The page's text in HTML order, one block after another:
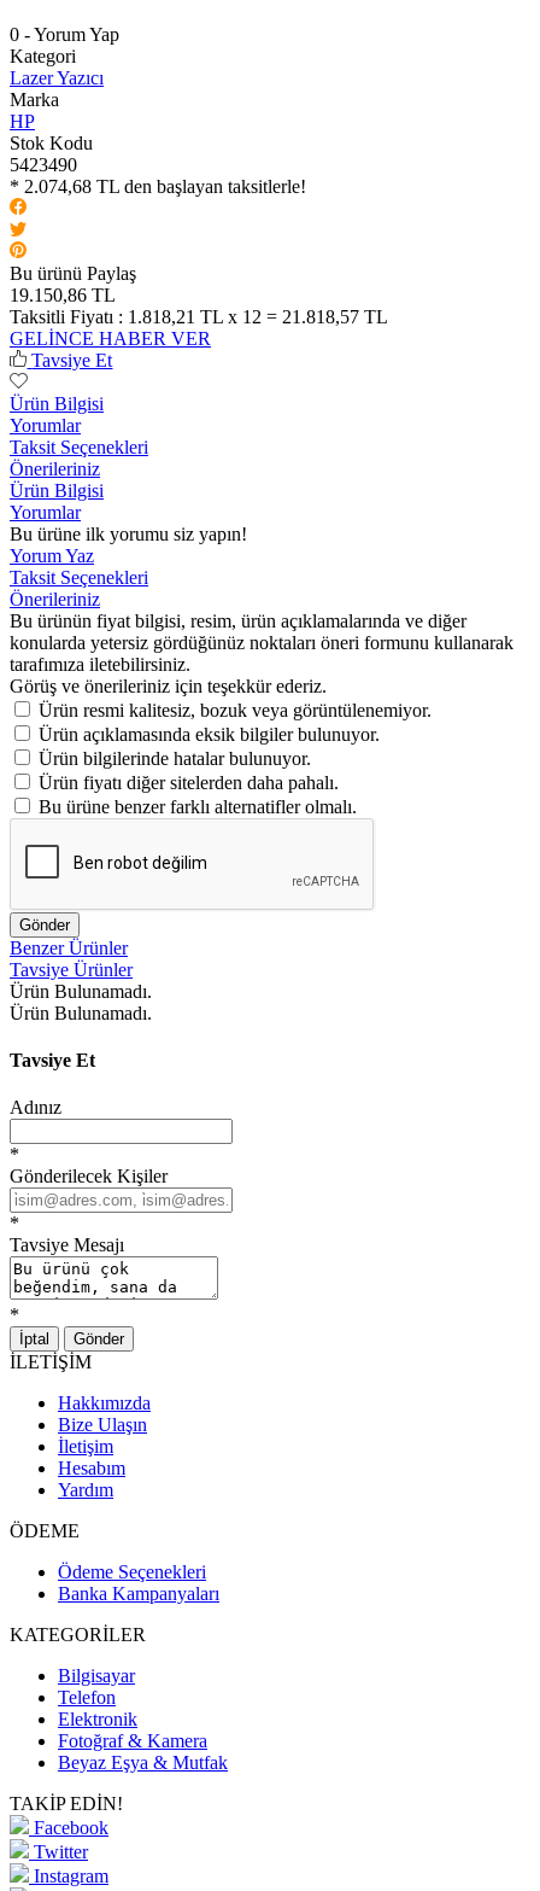
0 - Yorum Yap
Kategori
Lazer Yazıcı
Marka
HP
Stok Kodu
5423490
* 2.074,68 TL den başlayan taksitlerle!
Bu ürünü Paylaş
19.150,86 TL
Taksitli Fiyatı : 1.818,21 TL x 12 = 21.818,57 TL
GELİNCE HABER VER
Tavsiye Et
Ürün Bilgisi
Yorumlar
Taksit Seçenekleri
Önerileriniz
Ürün Bilgisi
Yorumlar
Bu ürüne ilk yorumu siz yapın!
Yorum Yaz
Taksit Seçenekleri
Önerileriniz
Bu ürünün fiyat bilgisi, resim, ürün açıklamalarında ve diğer
konularda yetersiz gördüğünüz noktaları öneri formunu kullanarak
tarafımıza iletebilirsiniz.
Görüş ve önerileriniz için teşekkür ederiz.
Ürün resmi kalitesiz, bozuk veya görüntülenemiyor.
Ürün açıklamasında eksik bilgiler bulunuyor.
Ürün bilgilerinde hatalar bulunuyor.
Ürün fiyatı diğer sitelerden daha pahalı.
Bu ürüne benzer farklı alternatifler olmalı.
Gönder
Benzer Ürünler
Tavsiye Ürünler
Ürün Bulunamadı.
Ürün Bulunamadı.
Tavsiye Et
Adınız
*
Gönderilecek Kişiler
*
Tavsiye Mesajı
*
İptal Gönder
İLETİŞİM
Hakkımızda
Bize Ulaşın
İletişim
Hesabım
Yardım
ÖDEME
Ödeme Seçenekleri
Banka Kampanyaları
KATEGORİLER
Bilgisayar
Telefon
Elektronik
Fotoğraf & Kamera
Beyaz Eşya & Mutfak
TAKİP EDİN!
Facebook
Twitter
Instagram